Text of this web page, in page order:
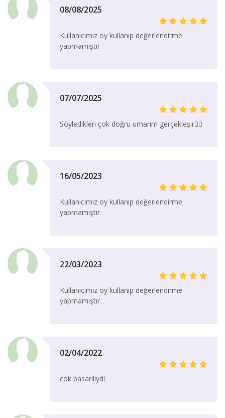
08/08/2025
Kullanıcımız oy kullanıp değerlendirme
yapmamıştır
07/07/2025
Söyledikleri çok doğru umarım gerçekleşir👌🏽
16/05/2023
Kullanıcımız oy kullanıp değerlendirme
yapmamıştır
22/03/2023
Kullanıcımız oy kullanıp değerlendirme
yapmamıştır
02/04/2022
cok basariliydi